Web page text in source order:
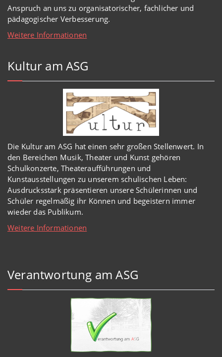
Anspruch an uns zu organisatorischer, fachlicher und
pädagogischer Verbesserung.
Weitere Informationen
Kultur am ASG
Die Kultur am ASG hat einen sehr großen Stellenwert. In
den Bereichen Musik, Theater und Kunst gehören
Schulkonzerte, Theateraufführungen und
Kunstausstellungen zu unserem schulischen Leben:
Ausdrucksstark präsentieren unsere Schülerinnen und
Schüler regelmäßig ihr Können und begeistern immer
wieder das Publikum.
Weitere Informationen
Verantwortung am ASG